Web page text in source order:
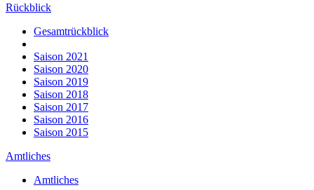
Rückblick
Gesamtrückblick
Saison 2021
Saison 2020
Saison 2019
Saison 2018
Saison 2017
Saison 2016
Saison 2015
Amtliches
Amtliches